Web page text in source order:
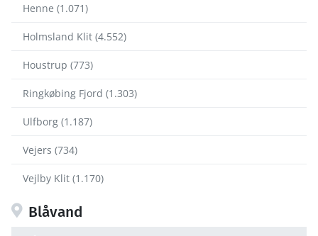
Henne (1.071)
Holmsland Klit (4.552)
Houstrup (773)
Ringkøbing Fjord (1.303)
Ulfborg (1.187)
Vejers (734)
Vejlby Klit (1.170)
Blåvand